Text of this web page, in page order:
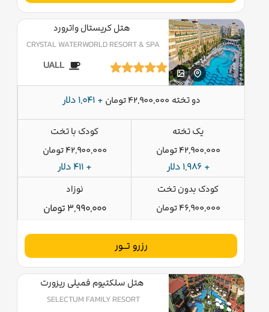
هتل کریستال واترورد
CRYSTAL WATERWORLD RESORT & SPA
UALL
دو تخته 42,900,000 تومان + 1,041 دلار
یک تخته
42,900,000 تومان
+ 1,986 دلار
کودک با تخت
42,900,000 تومان
+ 411 دلار
کودک بدون تخت
46,900,000 تومان
نوزاد
3,990,000 تومان
رزرو تــور
هتل سلکتیوم فمیلی ریزورت
SELECTUM FAMILY RESORT